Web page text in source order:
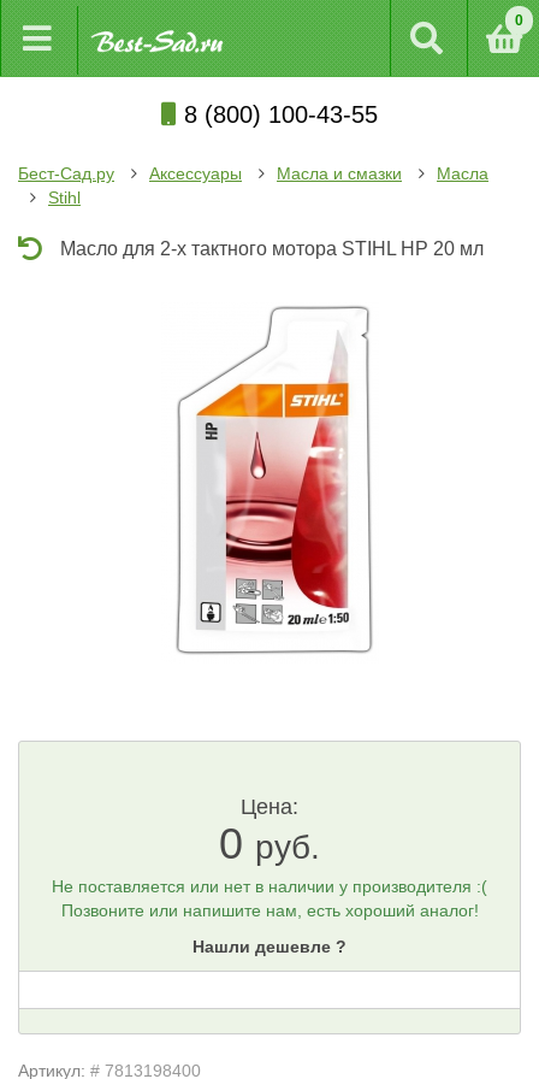
0
8 (800) 100-43-55
Бест-Сад.ру Аксессуары Масла и смазки
Масла
Stihl
Масло для 2-х тактного мотора STIHL HP 20 мл
Цена:
0 руб.
Не поставляется или нет в наличии у производителя :(
Позвоните или напишите нам, есть хороший аналог!
Нашли дешевле ?
Артикул: # 7813198400